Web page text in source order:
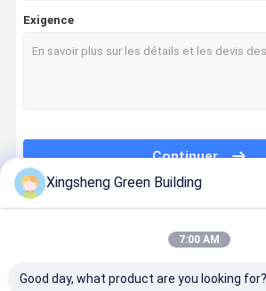
Exigence
Continuer
Xingsheng Green Building
7:00 AM
Good day, what product are you looking for?